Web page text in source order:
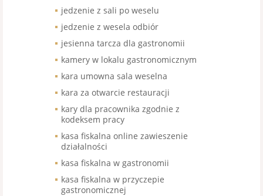
jedzenie z sali po weselu
jedzenie z wesela odbiór
jesienna tarcza dla gastronomii
kamery w lokalu gastronomicznym
kara umowna sala weselna
kara za otwarcie restauracji
kary dla pracownika zgodnie z
kodeksem pracy
kasa fiskalna online zawieszenie
działalności
kasa fiskalna w gastronomii
kasa fiskalna w przyczepie
gastronomicznej